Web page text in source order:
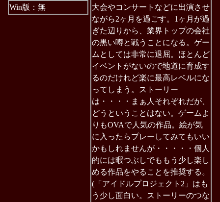
Win版：無
大会やコンサートなどに出演させ
ながら2ヶ月を過ごす。1ヶ月が過
ぎた辺りから、業界トップの会社
の黒い噂と戦うことになる。ゲー
ムとしては非常に退屈。ほとんど
イベントがないので地道に育成す
るのだけれど楽に最高レベルにな
ってしまう。ストーリー
は・・・・まぁ人それぞれだが、
どうということはない。ゲームよ
りもOVAで人気の作品。絵が気
に入ったらプレーしてみてもいい
かもしれませんが・・・・・個人
的には暇つぶしでももう少し楽し
める作品をやることを推奨する。
(「アイドルプロジェクト2」はも
う少し面白い。ストーリーのつな